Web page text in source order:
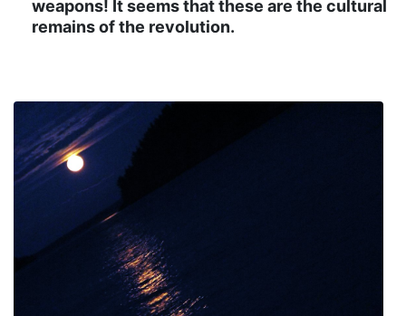
weapons! It seems that these are the cultural
remains of the revolution.